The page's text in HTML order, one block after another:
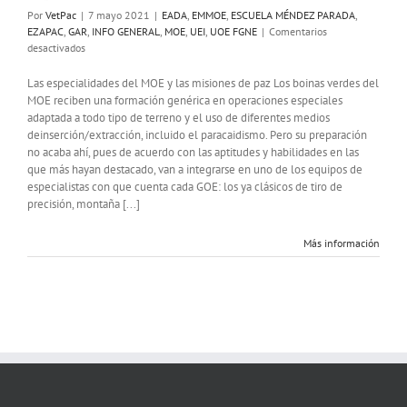
Por VetPac | 7 mayo 2021 | EADA, EMMOE, ESCUELA MÉNDEZ PARADA,
EZAPAC, GAR, INFO GENERAL, MOE, UEI, UOE FGNE | Comentarios
desactivadosen
del
Mando
de
Operaciones
Especiales
(MOE)
Las especialidades del MOE y las misiones de paz Los boinas verdes del
MOE reciben una formación genérica en operaciones especiales
adaptada a todo tipo de terreno y el uso de diferentes medios
deinserción/extracción, incluido el paracaidismo. Pero su preparación
no acaba ahí, pues de acuerdo con las aptitudes y habilidades en las
que más hayan destacado, van a integrarse en uno de los equipos de
especialistas con que cuenta cada GOE: los ya clásicos de tiro de
precisión, montaña [...]
Más información